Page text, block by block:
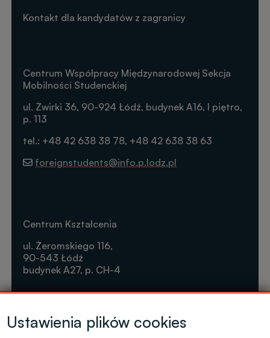
Kontakt dla kandydatów z zagranicy
Centrum Współpracy Międzynarodowej Sekcja
Mobilności Studenckiej
ul. Żwirki 36, 90-924 Łódź, budynek A16, I piętro,
p. 113
tel.: +48 42 638 38 78, +48 42 638 38 63
foreignstudents@info.p.lodz.pl
Centrum Kształcenia
ul. Żeromskiego 116,
90-543 Łódź
budynek A27, p. CH-4
Tel. +48 42 631 23 14
Ustawienia plików cookies